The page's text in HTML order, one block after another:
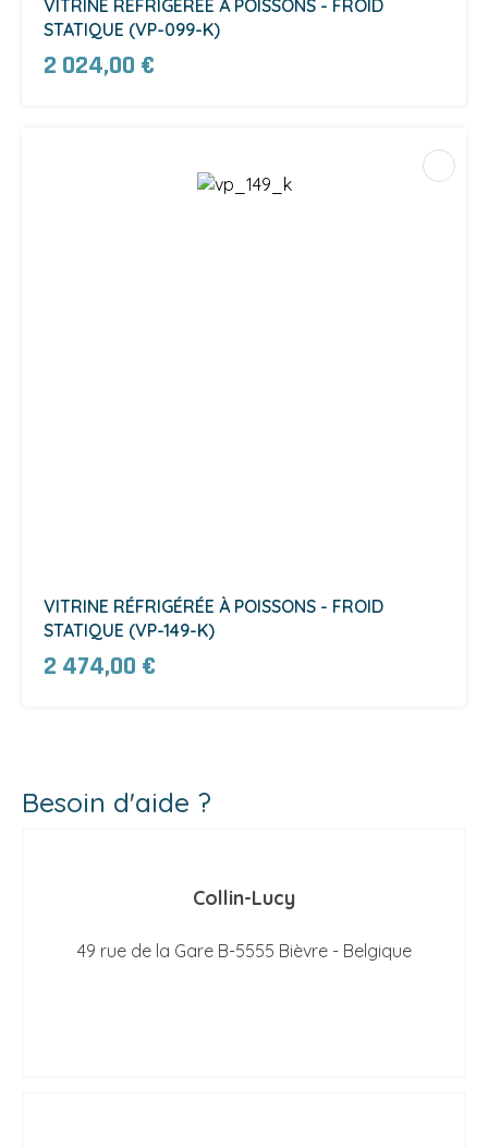
VITRINE RÉFRIGÉRÉE À POISSONS - FROID
STATIQUE (VP-099-K)
2 024,00 €
VITRINE RÉFRIGÉRÉE À POISSONS - FROID
STATIQUE (VP-149-K)
2 474,00 €
Besoin d'aide ?
Collin-Lucy
49 rue de la Gare B-5555 Bièvre - Belgique